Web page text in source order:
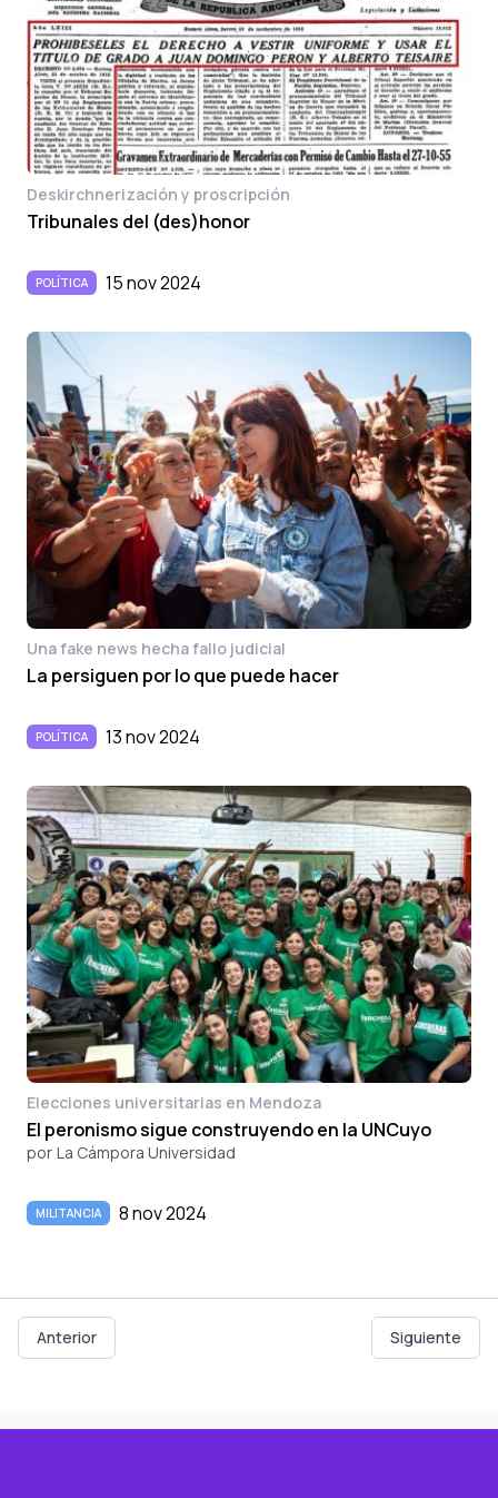
Deskirchnerización y proscripción
Tribunales del (des)honor
POLÍTICA 15 nov 2024
Una fake news hecha fallo judicial
La persiguen por lo que puede hacer
POLÍTICA 13 nov 2024
Elecciones universitarias en Mendoza
El peronismo sigue construyendo en la UNCuyo
por La Cámpora Universidad
MILITANCIA 8 nov 2024
Anterior Siguiente